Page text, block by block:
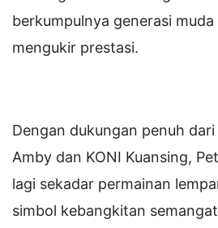
berkumpulnya generasi muda
mengukir prestasi.
Dengan dukungan penuh
Amby dan KONI Kuansing,
lagi sekadar permainan
simbol kebangkitan